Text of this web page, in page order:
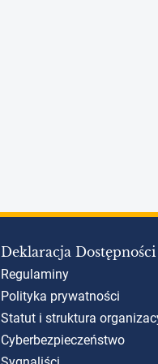
Deklaracja Dostępności
Regulaminy
Polityka prywatności
Statut i struktura
Cyberbezpieczeństwo